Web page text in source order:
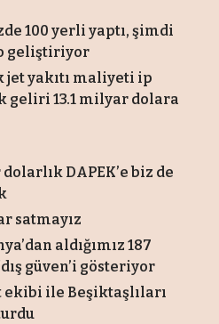
100 yerli yaptı, şimdi
geliştiriyor
yakıtı maliyeti ip
geliri 13.1 milyar dolara
DAPEK’e biz de
satmayız
aldığımız 187
güven’i gösteriyor
ile Beşiktaşlıları